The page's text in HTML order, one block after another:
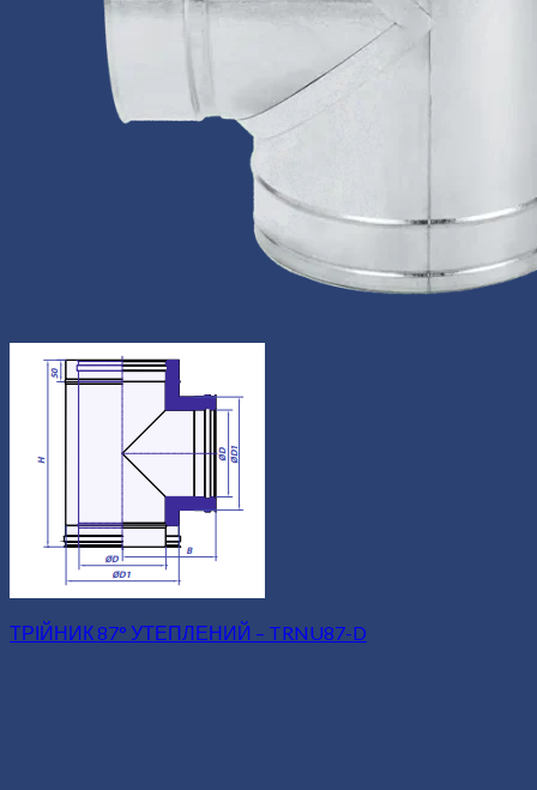
ТРІЙНИК 87° УТЕПЛЕНИЙ – TRNU87-D